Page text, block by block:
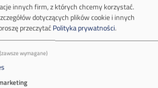
Kontakt dla mediów:
mail:media@pkw-sa.pl
innych firm, z których chcemy korzystać.
dotyczących plików cookie i innych
przeczytaćPolityka prywatności.
(zawsze wymagane)